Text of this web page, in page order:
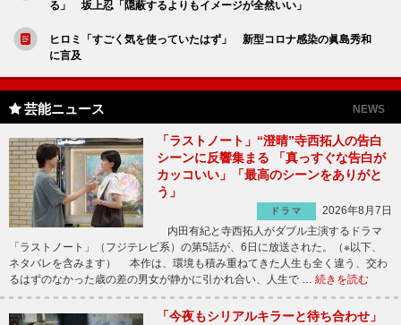
る」 坂上忍「隠蔽するよりもイメージが全然いい」
ヒロミ「すごく気を使っていたはず」 新型コロナ感染の眞島秀和
に言及
芸能ニュース NEWS
「ラストノート」“澄晴”寺西拓人の告白
シーンに反響集まる 「真っすぐな告白が
カッコいい」「最高のシーンをありがと
う」
ドラマ
2026年8月7日
内田有紀と寺西拓人がダブル主演するドラマ
「ラストノート」（フジテレビ系）の第5話が、6日に放送された。（※以下、
ネタバレを含みます） 本作は、環境も積み重ねてきた人生も全く違う、交わ
るはずのなかった歳の差の男女が静かに引かれ合い、人生で … 続きを読む
「今夜もシリアルキラーと待ち合わせ」